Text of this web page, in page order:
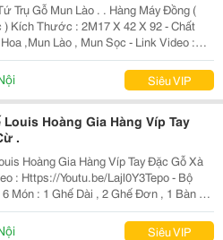
Trụ Gỗ Mun Lào . . Hàng Máy Đồng (
) Kích Thước : 2M17 X 42 X 92 - Chất
,Mun Lào , Mun Sọc - Link Video :
Watch?
Ngoài Ra Cơ Sở E Nhận Đeo
Kích Th
Siêu VIP
Louis Hoàng Gia Hàng Víp Tay
.
Hoàng Gia Hàng Víp Tay Đặc Gỗ Xà
: Https://Youtu.be/Lajl0Y3Tepo - Bộ
Món : 1 Ghế Dài , 2 Ghế Đơn , 1 Bàn To
Đôn Kẹp - Hàng Tay Đặc , Liền , Khuôn
- Giá : 19.000.000 - Q
Siêu VIP